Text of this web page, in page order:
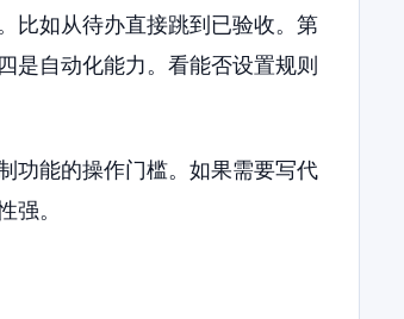
比如从待办直接跳到已验收。第
是自动化能力。看能否设置规则
功能的操作门槛。如果需要写代
强。